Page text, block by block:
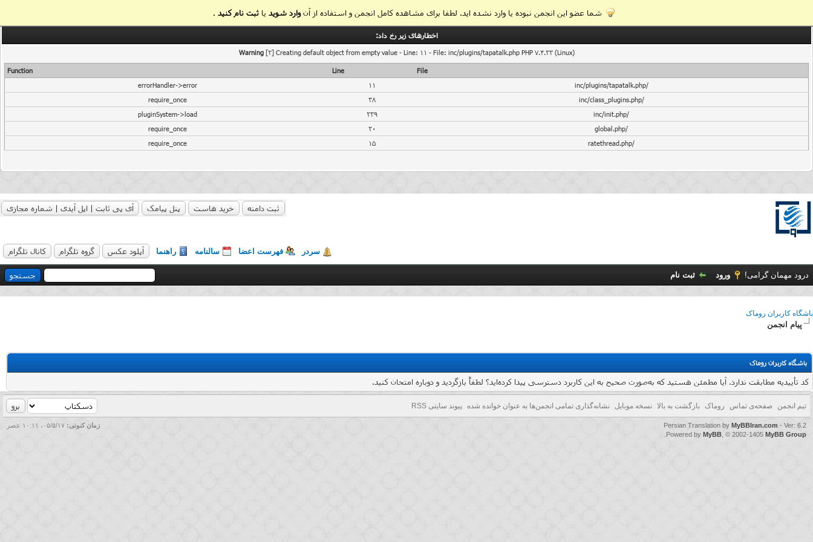
شما عضو این انجمن نبوده یا وارد نشده اید. لطفا برای مشاهده کامل انجمن و استفاده از آنوارد شوید یاثبت نام کنید .
اخطار‌های زیر رخ داد:
Warning[2] Creating default object from empty value - Line: 11 - File: inc/plugins/tapatalk.php PHP 7.4.33 (Linux)
File
Line
Function
/inc/plugins/tapatalk.php
11
errorHandler->error
/inc/class_plugins.php
38
require_once
/inc/init.php
239
pluginSystem->load
/global.php
20
require_once
/ratethread.php
15
require_once
ثبت دامنه خرید هاست پنل پیامک آی پی ثابت | اپل آیدی | شماره مجازی
سردر فهرست اعضا سالنامه راهنما آپلود عکس گروه تلگرام کانال تلگرام
درود مهمان گرامی! ورود ثبت نام
باشگاه کاربران روماک
پیام انجمن
باشگاه کاربران روماک
کد تأییدیه مطابقت ندارد. آیا مطمئن هستید که به‌صورت صحیح به این کاربرد دسترسی پیدا کرده‌اید؟ لطفاً بازگردید و دوباره امتحان کنید.
تیم انجمن صفحه‌ی تماس روماک بازگشت به بالا نسخه موبایل نشانه‌گذاری تمامی انجمن‌ها به عنوان خوانده شده پیوند سایتی RSS
زمان کنونی: ۰۵/۵/۱۷، ۱۰:۱۱ عصر Persian Translation by MyBBIran.com - Ver: 6.2
Powered by MyBB , © 2002-1405 MyBB Group